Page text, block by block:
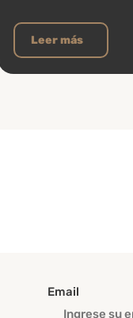
Leer más
Email